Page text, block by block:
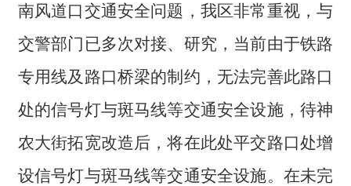
南风道口交通安全问题，我区非常重视，与
交警部门已多次对接、研究，当前由于铁路
专用线及路口桥梁的制约，无法完善此路口
处的信号灯与斑马线等交通安全设施， 待神
农大街拓宽改造后，将在此处平交路口处增
设信号灯与斑马线等交通安全设施。在未完